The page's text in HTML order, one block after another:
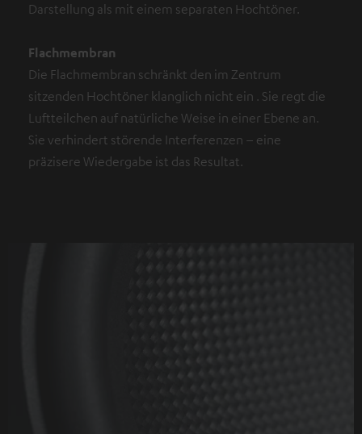
Darstellung als mit einem separaten Hochtöner.
Flachmembran
Die Flachmembran schränkt den im Zentrum
sitzenden Hochtöner klanglich nicht ein . Sie regt die
Luftteilchen auf natürliche Weise in einer Ebene an.
Sie verhindert störende Interferenzen – eine
präzisere Wiedergabe ist das Resultat.